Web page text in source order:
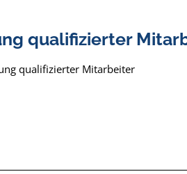
qualifizierter
qualifizierter Mitarbeiter